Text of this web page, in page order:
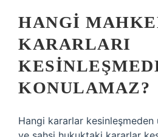
HANGI
KARARLARI
KONULAMAZ?
Hangi kararlar kesinleşmeden